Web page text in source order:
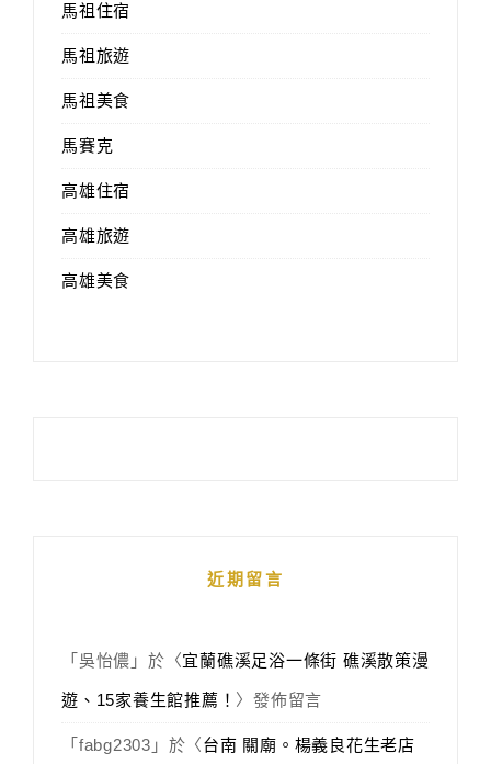
馬祖住宿
馬祖旅遊
馬祖美食
馬賽克
高雄住宿
高雄旅遊
高雄美食
近期留言
「 吳怡儂 」於〈宜蘭礁溪足浴一條街 礁溪散策漫
遊、15家養生館推薦！ 〉發佈留言
「 fabg2303 」於〈台南 關廟。楊義良花生老店